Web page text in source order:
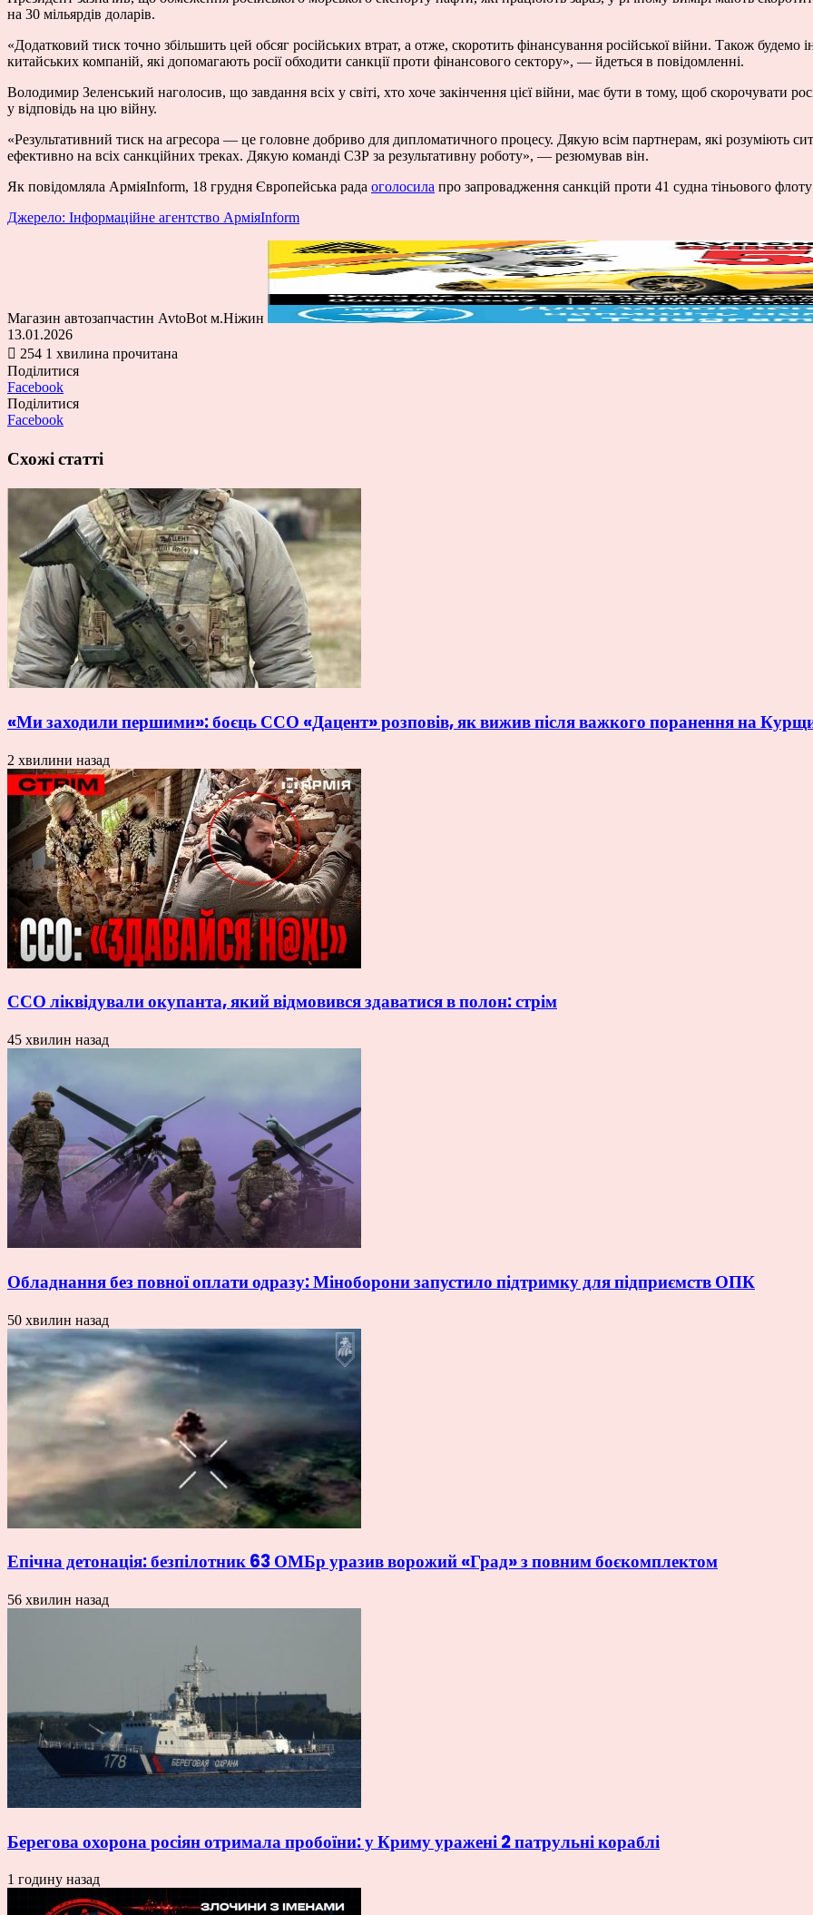
на 30 мільярдів доларів.
«Додатковий тиск точно збільшить цей обсяг російських втрат, а отже, скоротить фінансування російської війни. Також будемо
китайських компаній, які допомагають росії обходити санкції проти фінансового сектору», — йдеться в повідомленні.
Володимир Зеленський наголосив, що завдання всіх у світі, хто хоче закінчення цієї війни, має бути в тому, щоб скорочувати
у відповідь на цю війну.
«Результативний тиск на агресора — це головне добриво для дипломатичного процесу. Дякую всім партнерам, які розуміють
ефективно на всіх санкційних треках. Дякую команді СЗР за результативну роботу», — резюмував він.
Як повідомляла АрміяInform, 18 грудня Європейська рада оголосила про запровадження санкцій проти 41 судна тіньового
Джерело: Інформаційне агентство АрміяInform
Магазин автозапчастин AvtoBot м.Ніжин
13.01.2026
254 1 хвилина прочитана
Поділитися
Facebook
Поділитися
Facebook
Схожі статті
«Ми заходили першими»: боєць ССО «Дацент» розповів, як вижив після важкого поранення на
2 хвилини назад
ССО ліквідували окупанта, який відмовився здаватися в полон: стрім
45 хвилин назад
Обладнання без повної оплати одразу: Міноборони запустило підтримку для підприємств ОПК
50 хвилин назад
Епічна детонація: безпілотник 63 ОМБр уразив ворожий «Град» з повним боєкомплектом
56 хвилин назад
Берегова охорона росіян отримала пробоїни: у Криму уражені 2 патрульні кораблі
1 годину назад